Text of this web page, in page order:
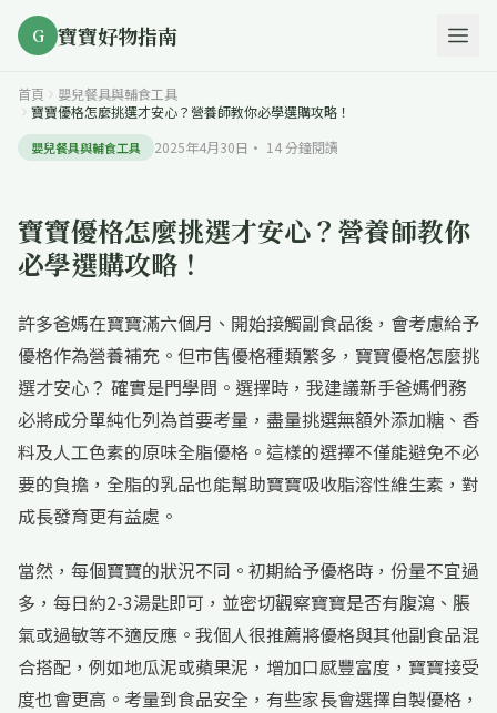
G 寶寶好物指南
首頁
嬰兒餐具與輔食工具
寶寶優格怎麼挑選才安心？營養師教你必學選購攻略！
嬰兒餐具與輔食工具 2025年4月30日 · 14 分鐘閱讀
寶寶優格怎麼挑選才安心？營養師教你
必學選購攻略！
許多爸媽在寶寶滿六個月、開始接觸副食品後，會考慮給予
優格作為營養補充。但市售優格種類繁多，寶寶優格怎麼挑
選才安心？ 確實是門學問。選擇時，我建議新手爸媽們務
必將成分單純化列為首要考量，盡量挑選無額外添加糖、香
料及人工色素的原味全脂優格。這樣的選擇不僅能避免不必
要的負擔，全脂的乳品也能幫助寶寶吸收脂溶性維生素，對
成長發育更有益處。
當然，每個寶寶的狀況不同。初期給予優格時，份量不宜過
多，每日約2-3湯匙即可，並密切觀察寶寶是否有腹瀉、脹
氣或過敏等不適反應。我個人很推薦將優格與其他副食品混
合搭配，例如地瓜泥或蘋果泥，增加口感豐富度，寶寶接受
度也會更高。考量到食品安全，有些家長會選擇自製優格，